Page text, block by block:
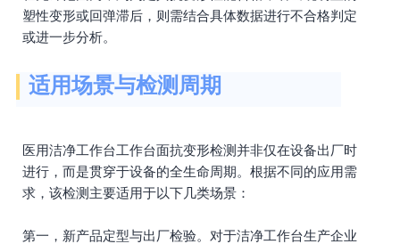
塑性变形或回弹滞后，则需结合具体数据进行不合格判定
或进一步分析。
适用场景与检测周期
医用洁净工作台工作台面抗变形检测并非仅在设备出厂时
进行，而是贯穿于设备的全生命周期。根据不同的应用需
求，该检测主要适用于以下几类场景：
第一，新产品定型与出厂检验。对于洁净工作台生产企业